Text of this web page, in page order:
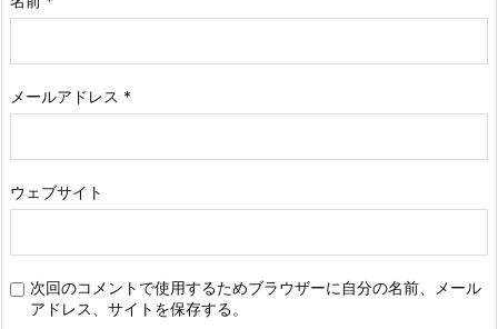
メールアドレス *
ウェブサイト
次回のコメントで使用するためブラウザーに自分の名前、メール
アドレス、サイトを保存する。